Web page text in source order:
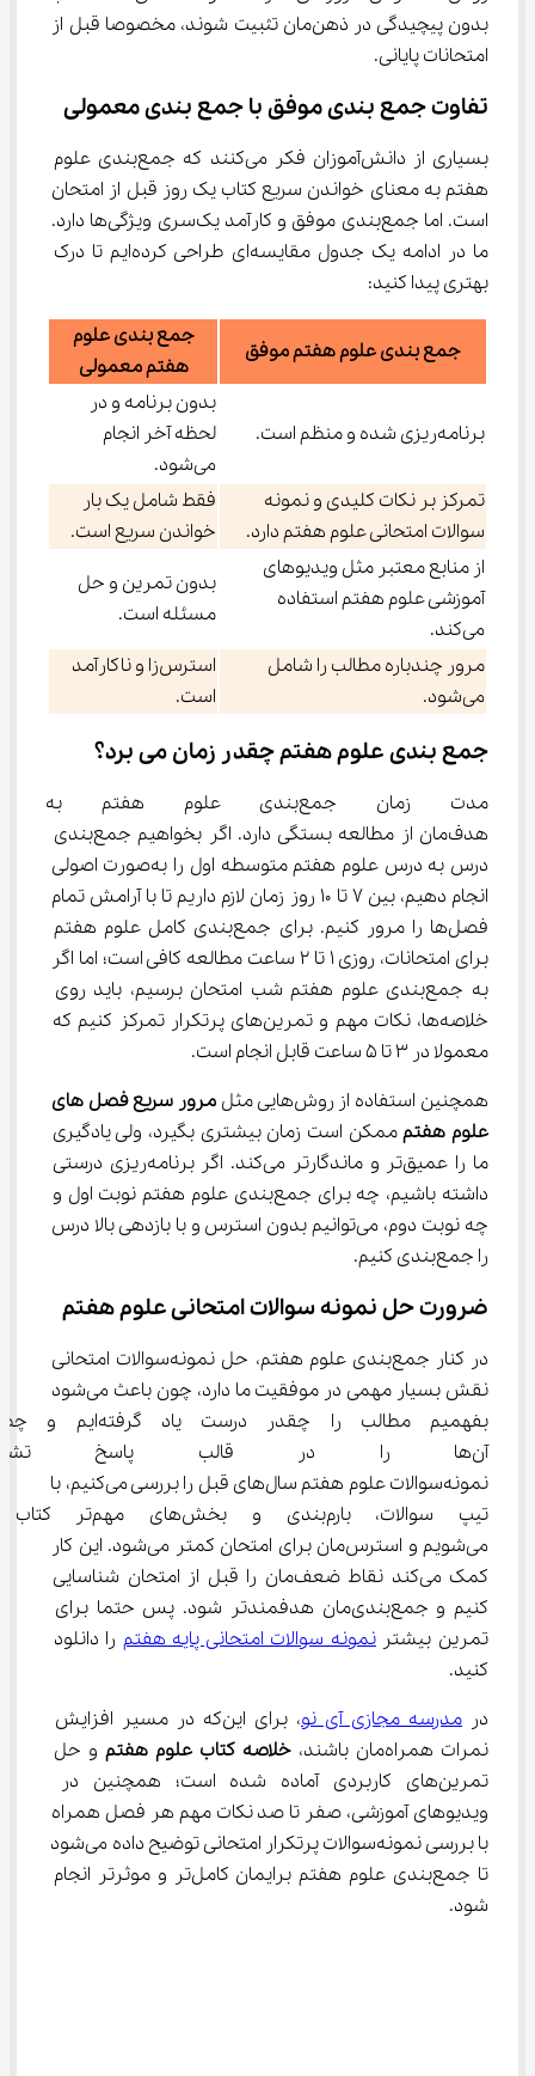
بدون پیچیدگی در ذهن‌مان تثبیت شوند، مخصوصا قبل از
امتحانات پایانی.
تفاوت جمع ‌بندی موفق با جمع ‌بندی معمولی
بسیاری از دانش‌آموزان فکر می‌کنند که جمع‌بندی علوم
هفتم به معنای خواندن سریع کتاب یک روز قبل از امتحان
است. اما جمع‌بندی موفق و کارآمد یک‌سری ویژگی‌ها دارد.
ما در ادامه یک جدول مقایسه‌ای طراحی کرده‌‌ایم تا درک
بهتری پیدا کنید:
جمع بندی علوم هفتم موفق
جمع بندی علوم
هفتم معمولی
برنامه‌ریزی شده و منظم است.
بدون برنامه و در
لحظه آخر انجام
می‌شود.
تمرکز بر نکات کلیدی و نمونه
سوالات امتحانی علوم هفتم دارد.
فقط شامل یک بار
خواندن سریع است.
از منابع معتبر مثل ویدیوهای
آموزشی علوم هفتم استفاده
می‌کند.
بدون تمرین و حل
مسئله است.
مرور چندباره مطالب را شامل
می‌شود.
استرس‌زا و ناکارآمد
است.
جمع ‌بندی علوم هفتم چقدر زمان می ‌برد؟
مدت زمان جمع‌بندی علوم
هدف‌مان از مطالعه بستگی دارد. اگر بخواهیم جمع‌بندی
درس به درس علوم هفتم متوسطه اول را به‌صورت اصولی
انجام دهیم، بین ۷ تا ۱۰ روز زمان لازم داریم تا با آرامش تمام
فصل‌ها را مرور کنیم. برای جمع‌بندی کامل علوم هفتم
برای امتحانات، روزی ۱ تا ۲ ساعت مطالعه کافی است؛ اما اگر
به جمع‌بندی علوم هفتم شب امتحان برسیم، باید روی
خلاصه‌ها، نکات مهم و تمرین‌های پرتکرار تمرکز کنیم که
معمولا در ۳ تا ۵ ساعت قابل انجام است.
همچنین استفاده از روش‌هایی مثل
مرور سریع فصل های
علوم هفتم ممکن است زمان بیشتری بگیرد، ولی یادگیری
ما را عمیق‌تر و ماندگارتر می‌کند. اگر برنامه‌ریزی درستی
داشته باشیم، چه برای جمع‌بندی علوم هفتم نوبت اول و
چه نوبت دوم، می‌توانیم بدون استرس و با بازدهی بالا درس
را جمع‌بندی کنیم.
ضرورت حل نمونه ‌سوالات امتحانی علوم هفتم
در کنار جمع‌بندی علوم هفتم، حل نمونه‌سوالات امتحانی
نقش بسیار مهمی در موفقیت ما دارد، چون باعث می‌شود
بفهمیم مطالب را چقدر درست
آن‌ها را در قالب پاسخ
نمونه‌سوالات علوم هفتم سال‌های قبل را بررسی می‌کنیم، با
تیپ سوالات، بارم‌بندی و
می‌شویم و استرس‌مان برای امتحان کمتر می‌شود. این کار
کمک می‌کند نقاط ضعف‌مان را قبل از امتحان شناسایی
کنیم و جمع‌بندی‌مان هدفمندتر شود. پس حتما برای
تمرین بیشتر نمونه سوالات امتحانی پایه هفتم را دانلود
کنید.
در مدرسه مجازی آی نو
، برای این‌که در مسیر افزایش
نمرات همراه‌مان باشند،
خلاصه کتاب علوم هفتم و حل
تمرین‌های کاربردی آماده شده است؛ همچنین در
ویدیوهای آموزشی، صفر تا صد نکات مهم هر فصل همراه
با بررسی نمونه‌سوالات پرتکرار امتحانی توضیح داده می‌شود
تا جمع‌بندی علوم هفتم برایمان کامل‌تر و موثرتر انجام
شود.